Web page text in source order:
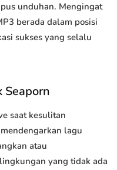
unduhan. Mengingat
berada dalam posisi
sukses yang selalu
Seaporn
saat kesulitan
lagu
atau
yang tidak ada